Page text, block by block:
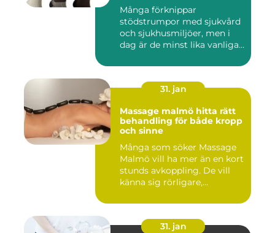
Många förknippar
stödstrumpor med sjukvård
och sjukhusmiljöer, men i
dag är de minst lika vanliga
31. jan
Massage malmö hitta rätt
behandling för både kropp
och sinne
Många som söker Massage
Malmö vill ha mer än en kort
stunds avkoppling. De vill
känna sig rörligare,...
31. jan